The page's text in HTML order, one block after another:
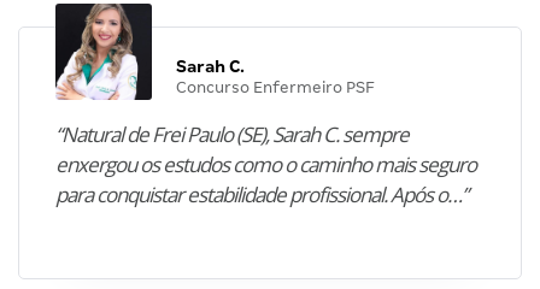
Sarah C.
Concurso Enfermeiro PSF
“Natural de Frei Paulo (SE), Sarah C. sempre
enxergou os estudos como o caminho mais seguro
para conquistar estabilidade profissional. Após o…”